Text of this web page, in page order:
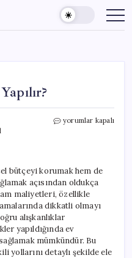
Evde
yorumlar kapalı
bütçeyi korumak hem de
açısından oldukça
maliyetleri, özellikle
dikkatli olmayı
alışkanlıklar
yapıldığında ev
mümkündür. Bu
yollarını detaylı şekilde ele